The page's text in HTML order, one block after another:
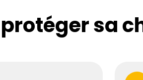
sa